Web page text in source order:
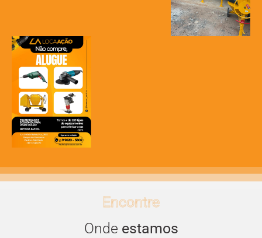
Encontre
Onde estamos